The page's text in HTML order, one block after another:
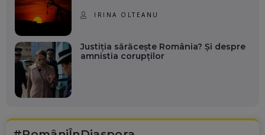
IRINA OLTEANU
Justiția sărăcește România? Și despre
amnistia corupților